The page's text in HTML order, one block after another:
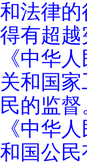
和法律
得有超越
《中华
关和国
民的监督
《中华
和国公